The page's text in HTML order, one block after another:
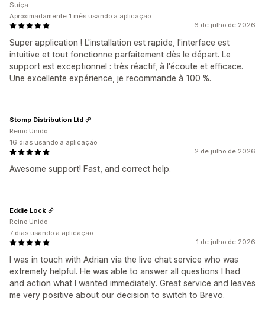
6 de julho de 2026
Super application ! L'installation est rapide, l'interface est
intuitive et tout fonctionne parfaitement dès le départ. Le
support est exceptionnel : très réactif, à l'écoute et efficace.
Une excellente expérience, je recommande à 100 %.
Suíça
Aproximadamente 1 mês usando a aplicação
2 de julho de 2026
Awesome support! Fast, and correct help.
Stomp Distribution Ltd
Reino Unido
16 dias usando a aplicação
1 de julho de 2026
I was in touch with Adrian via the live chat service who was
extremely helpful. He was able to answer all questions I had
and action what I wanted immediately. Great service and leaves
me very positive about our decision to switch to Brevo.
Eddie Lock
Reino Unido
7 dias usando a aplicação